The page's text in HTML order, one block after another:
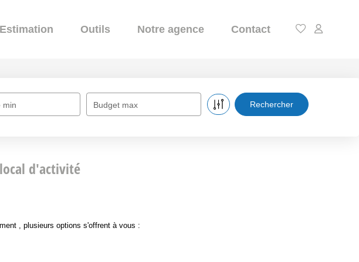
Estimation Outils Notre agence Contact
min Budget max
d'activité
, plusieurs options s'offrent à vous :